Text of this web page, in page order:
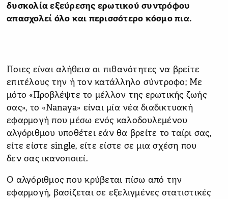
δυσκολία εξεύρεσης ερωτικού συντρόφου
απασχολεί όλο και περισσότερο κόσμο πια.
Ποιες είναι αλήθεια οι πιθανότητες να βρείτε
επιτέλους την ή τον κατάλληλο σύντροφο; Με
μότο «Προβλέψτε το μέλλον της ερωτικής ζωής
σας», το «Nanaya» είναι μία νέα διαδικτυακή
εφαρμογή που μέσω ενός καλοδουλεμένου
αλγόριθμου υποθέτει εάν θα βρείτε το ταίρι σας,
είτε είστε single, είτε είστε σε μια σχέση που
δεν σας ικανοποιεί.
Ο αλγόριθμος που κρύβεται πίσω από την
εφαρμογή, βασίζεται σε εξελιγμένες στατιστικές